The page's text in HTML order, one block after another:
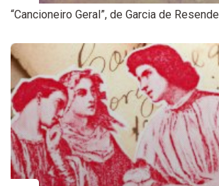
“Cancioneiro Geral”, de Garcia de Resende